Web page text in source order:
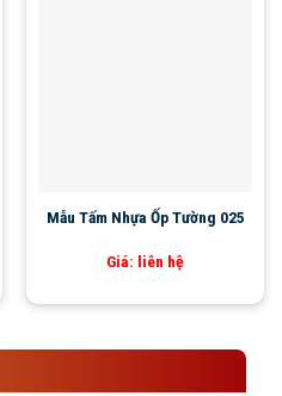
Mẫu Tấm Nhựa Ốp Tường 025
Giá: liên hệ